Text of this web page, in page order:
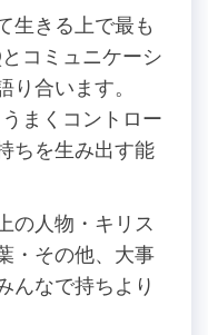
生きる上で最も
コミュニケーシ
り合います。
まくコントロー
ちを生み出す能
の人物・キリス
・その他、大事
んなで持ちより